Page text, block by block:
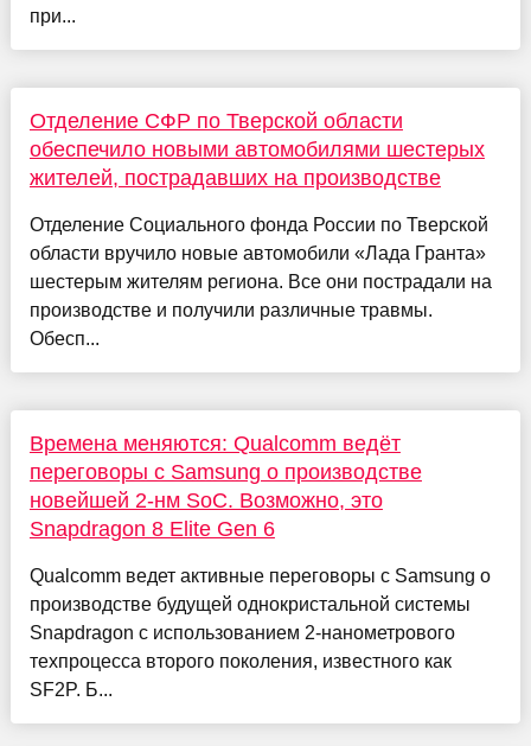
при...
Отделение СФР по Тверской области
обеспечило новыми автомобилями шестерых
жителей, пострадавших на производстве
Отделение Социального фонда России по Тверской
области вручило новые автомобили «Лада Гранта»
шестерым жителям региона. Все они пострадали на
производстве и получили различные травмы.
Обесп...
Времена меняются: Qualcomm ведёт
переговоры с Samsung о производстве
новейшей 2-нм SoС. Возможно, это
Snapdragon 8 Elite Gen 6
Qualcomm ведет активные переговоры с Samsung о
производстве будущей однокристальной системы
Snapdragon с использованием 2-нанометрового
техпроцесса второго поколения, известного как
SF2P. Б...